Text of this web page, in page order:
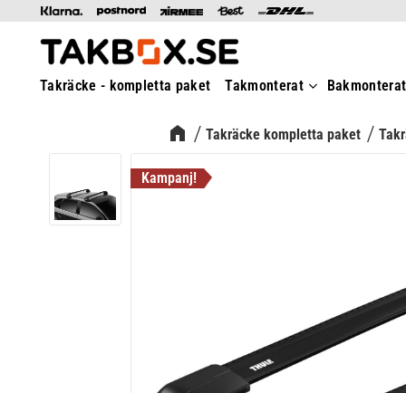
Takräcke - kompletta paket Takmonterat Bakmonterat
Takräcke kompletta paket